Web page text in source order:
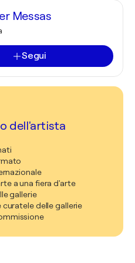
Messas
Segui
dell'artista
a una fiera d'arte
gallerie
curatele delle gallerie